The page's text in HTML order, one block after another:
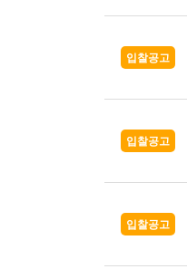
입찰공고
입찰공고
입찰공고